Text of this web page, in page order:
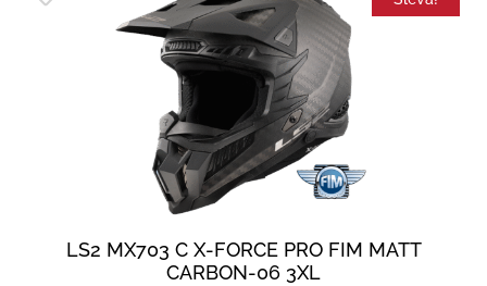
LS2 MX703 C X-FORCE PRO FIM MATT
CARBON-06 3XL